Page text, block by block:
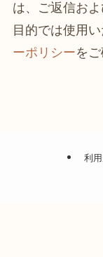
は、ご返信お
目的では使用
ーポリシーを
利